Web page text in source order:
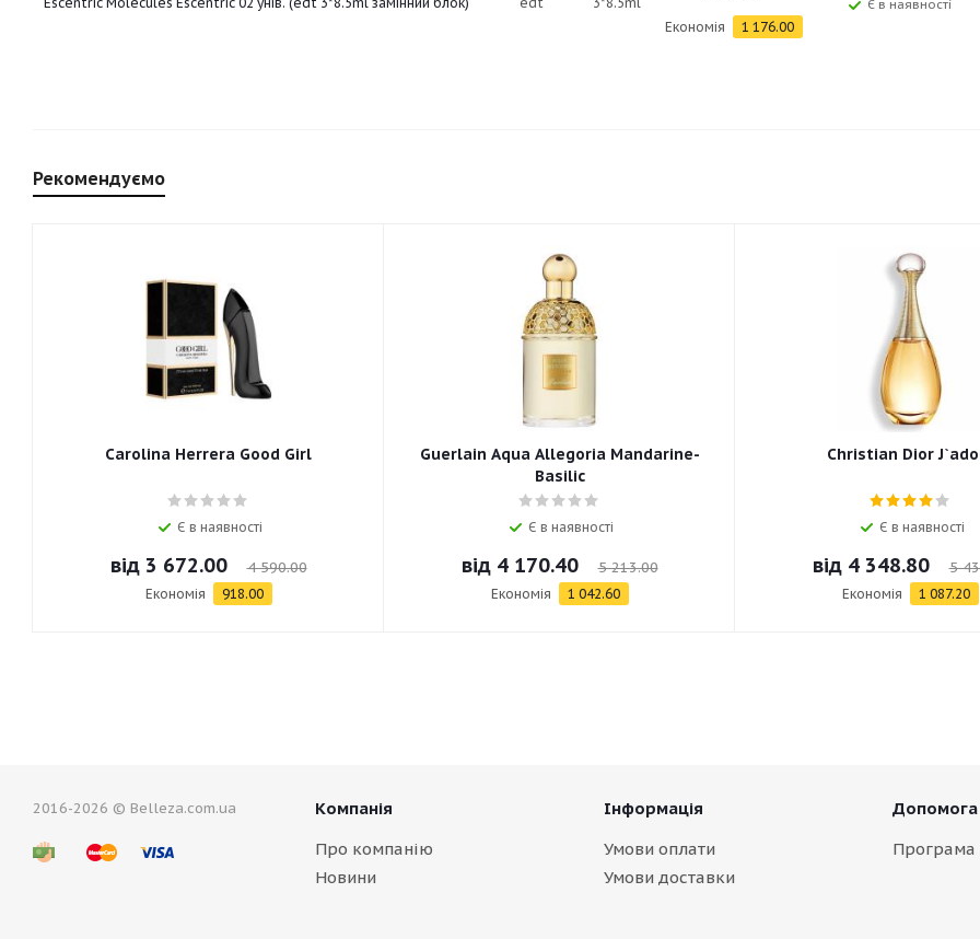
Економія 1 176.00
Є в наявності
Рекомендуємо
Carolina Herrera Good Girl
Є в наявності
від 3 672.00 4 590.00
Економія 918.00
Guerlain Aqua Allegoria Mandarine-
Basilic
Є в наявності
від 4 170.40 5 213.00
Економія 1 042.60
Christian Dior
Є в наявності
від 4 348.80 5
Економія 1 087.20
2016-2026 © Belleza.com.ua
Компанія
Про компанію
Новини
Інформація
Умови оплати
Умови доставки
Допомога
Програма